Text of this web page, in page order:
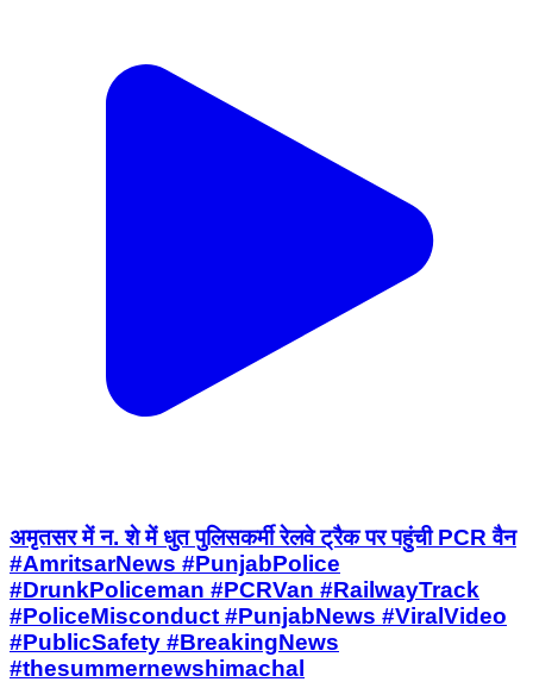
अमृतसर में न. शे में धुत पुलिसकर्मी रेलवे ट्रैक पर पहुंची PCR वैन
#AmritsarNews #PunjabPolice
#DrunkPoliceman #PCRVan #RailwayTrack
#PoliceMisconduct #PunjabNews #ViralVideo
#PublicSafety #BreakingNews
#thesummernewshimachal